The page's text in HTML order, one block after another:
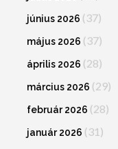
június 2026 (37)
május 2026 (37)
április 2026 (28)
március 2026 (29)
február 2026 (28)
január 2026 (31)